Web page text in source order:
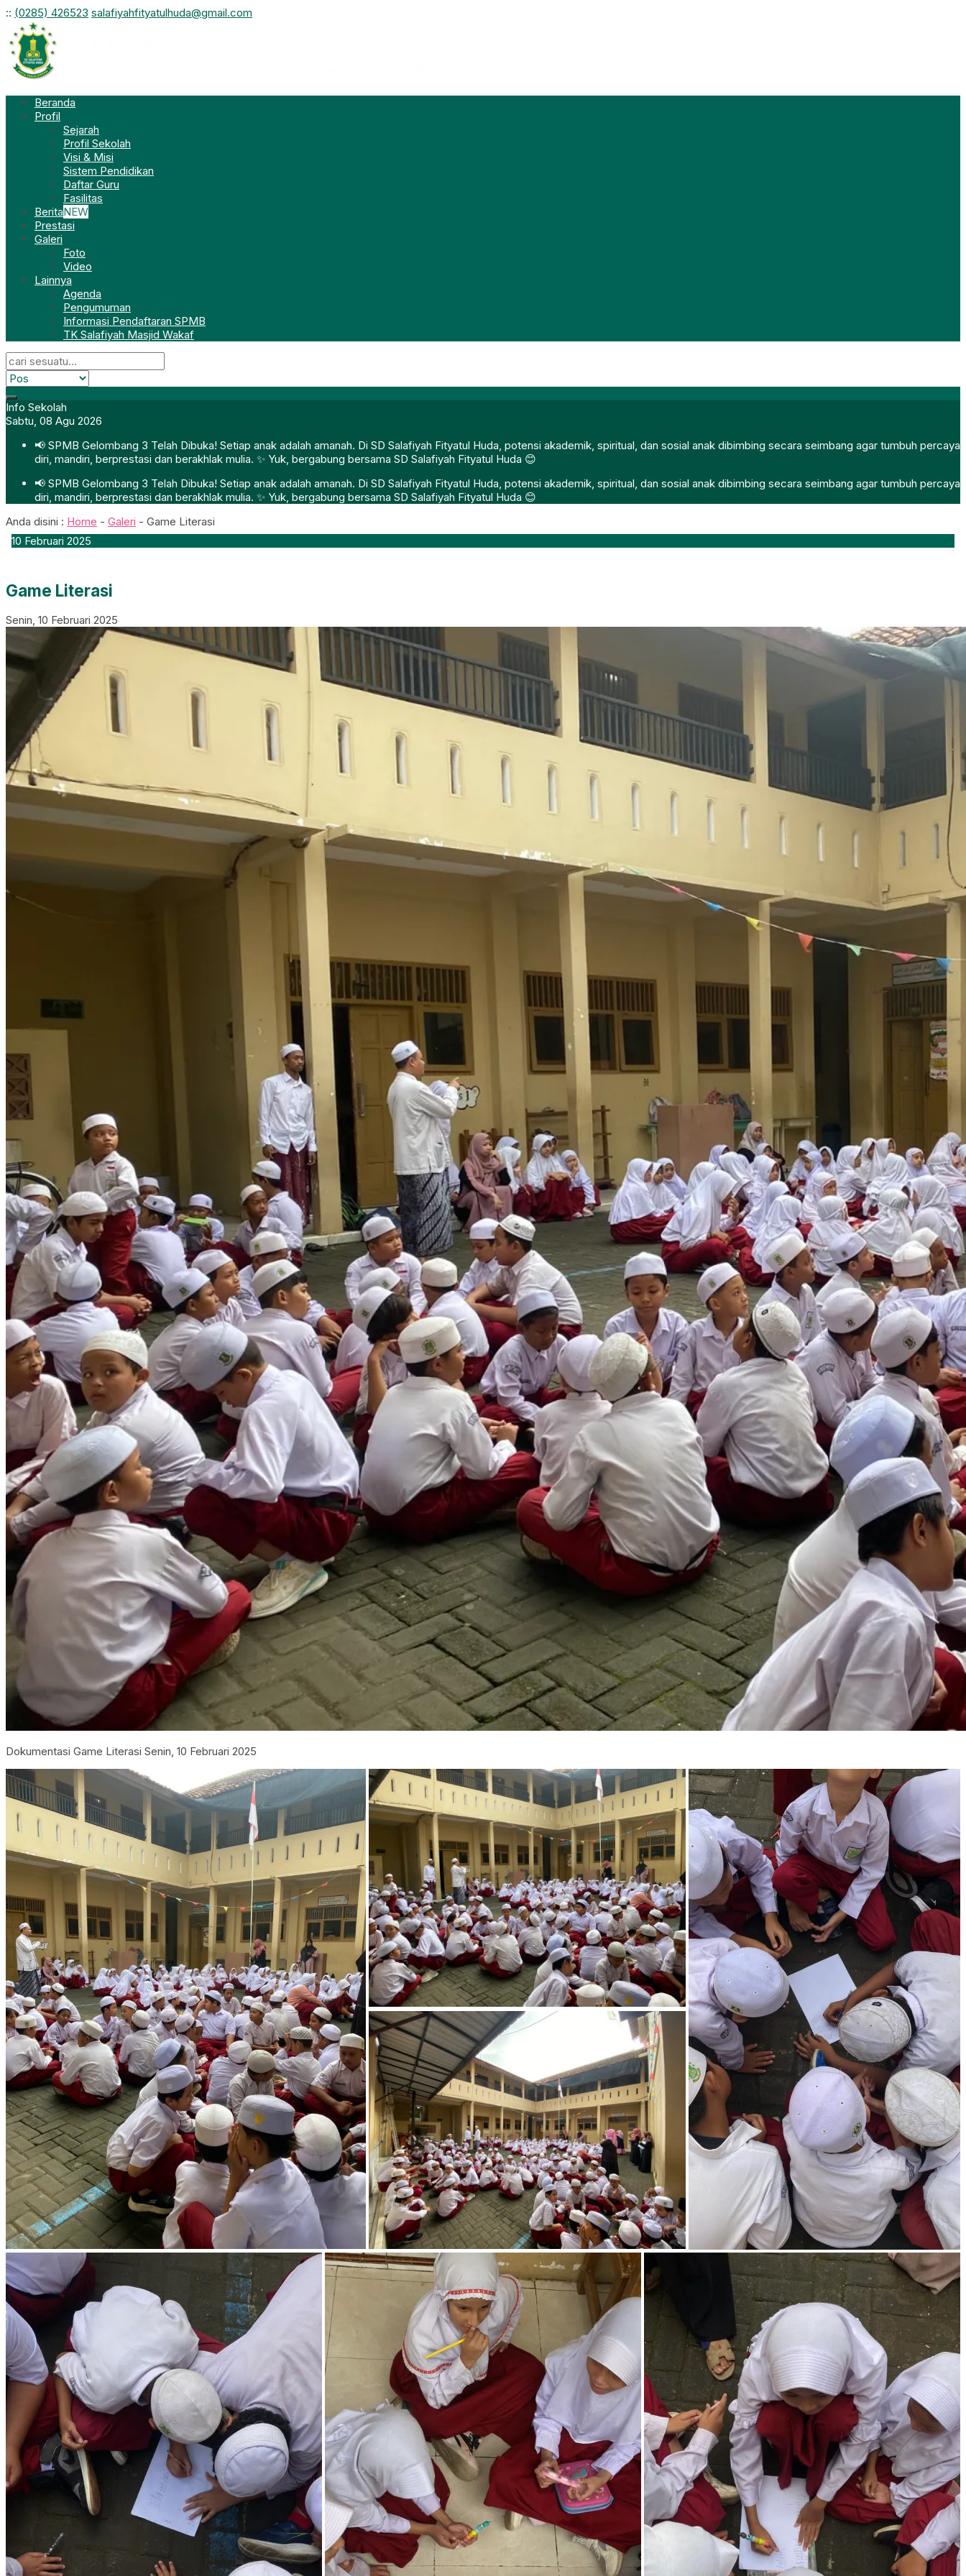
:: (0285) 426523 salafiyahfityatulhuda@gmail.com
Beranda
Profil
Sejarah
Profil Sekolah
Visi & Misi
Sistem Pendidikan
Daftar Guru
Fasilitas
BeritaNEW
Prestasi
Galeri
Foto
Video
Lainnya
Agenda
Pengumuman
Informasi Pendaftaran SPMB
TK Salafiyah Masjid Wakaf
Info Sekolah
Sabtu, 08 Agu 2026
📢 SPMB Gelombang 3 Telah Dibuka! Setiap anak adalah amanah. Di SD Salafiyah Fityatul Huda, potensi akademik, spiritual, dan sosial anak dibimbing secara seimbang agar tumbuh percaya
diri, mandiri, berprestasi dan berakhlak mulia. ✨ Yuk, bergabung bersama SD Salafiyah Fityatul Huda 😊
📢 SPMB Gelombang 3 Telah Dibuka! Setiap anak adalah amanah. Di SD Salafiyah Fityatul Huda, potensi akademik, spiritual, dan sosial anak dibimbing secara seimbang agar tumbuh percaya
diri, mandiri, berprestasi dan berakhlak mulia. ✨ Yuk, bergabung bersama SD Salafiyah Fityatul Huda 😊
Anda disini : Home - Galeri - Game Literasi
10 Februari 2025
Game Literasi
Senin, 10 Februari 2025
Dokumentasi Game Literasi Senin, 10 Februari 2025